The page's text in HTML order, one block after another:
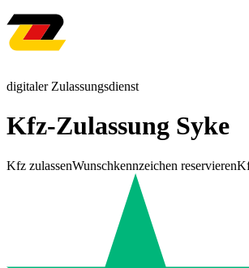
digitaler Zulassungsdienst
Kfz-Zulassung Syke
Kfz zulassenWunschkennzeichen reservieren